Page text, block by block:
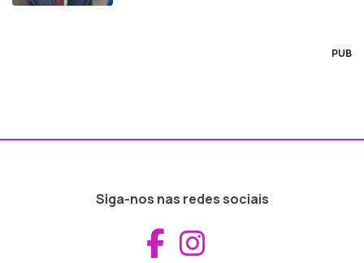
PUB
Siga-nos nas redes sociais
Aceder ao